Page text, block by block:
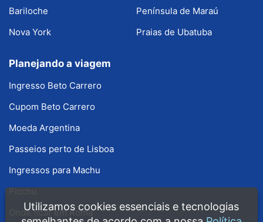
Bariloche
Nova York
Península de Maraú
Praias de Ubatuba
Planejando a viagem
Ingresso Beto Carrero
Cupom Beto Carrero
Moeda Argentina
Passeios perto de Lisboa
Ingressos para Machu
Picchu
Onde ficar em Roma
Utilizamos cookies essenciais e tecnologias